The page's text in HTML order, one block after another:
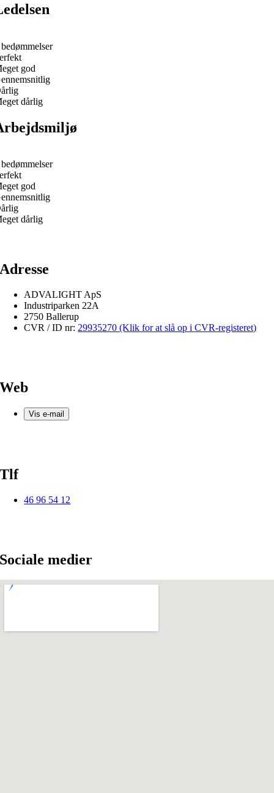
god
dårlig
god
dårlig
Adresse
ADVALIGHT ApS
Industriparken 22A
2750 Ballerup
CVR / ID nr: 29935270 (Klik for at slå op i CVR-registeret)
Web
Vis e-mail
Tlf
46 96 54 12
Sociale medier